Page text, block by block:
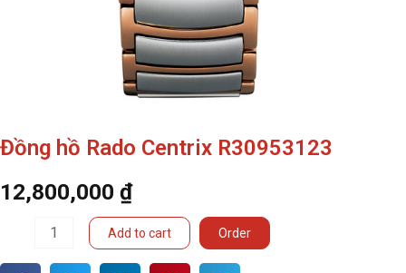
Đồng hồ Rado Centrix R30953123
12,800,000 ₫
Add to cart Order